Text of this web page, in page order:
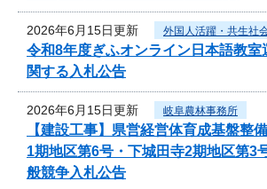
2026年6月15日更新 外国人活躍・共生社
令和8年度ぎふオンライン日本語教室
関する入札公告
2026年6月15日更新 岐阜農林事務所
【建設工事】県営経営体育成基盤
1期地区第6号・下城田寺2期地区第3
般競争入札公告